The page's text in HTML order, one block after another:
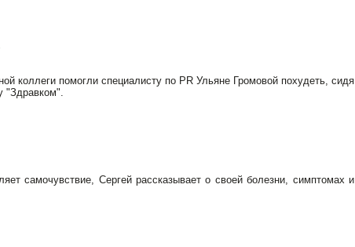
коллеги помогли специалисту по PR Ульяне Громовой похудеть, сидя
"Здравком".
самочувствие, Сергей рассказывает о своей болезни, симптомах и